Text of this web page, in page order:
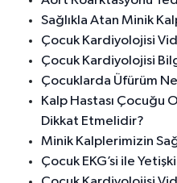
Sağlıkla Atan Minik
Çocuk Kardiyolojisi
Çocuk Kardiyolojisi
Çocuklarda Üfürüm
Kalp Hastası Çocuğu
Dikkat Etmelidir?
Minik Kalplerimizin
Çocuk EKG’si ile